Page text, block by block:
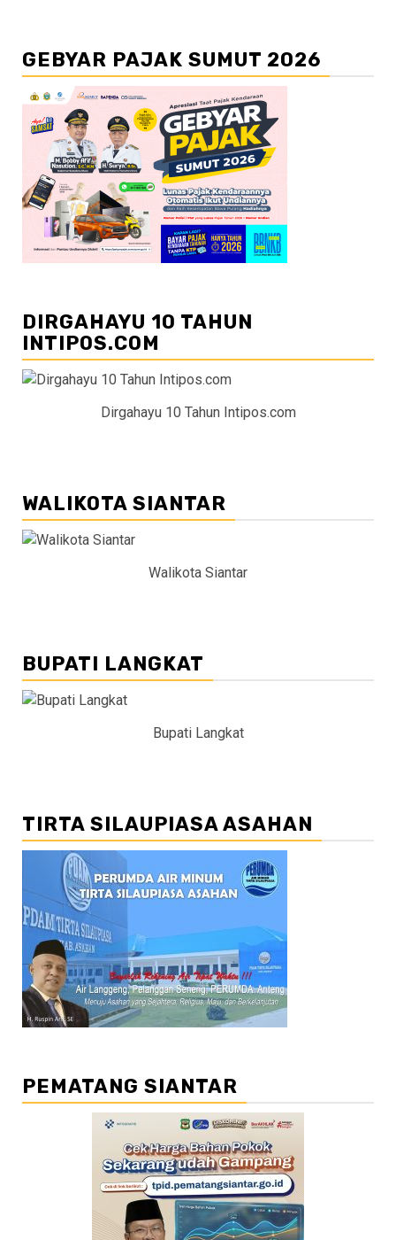
GEBYAR PAJAK SUMUT 2026
DIRGAHAYU 10 TAHUN
INTIPOS.COM
Dirgahayu 10 Tahun Intipos.com
WALIKOTA SIANTAR
Walikota Siantar
BUPATI LANGKAT
Bupati Langkat
TIRTA SILAUPIASA ASAHAN
PEMATANG SIANTAR